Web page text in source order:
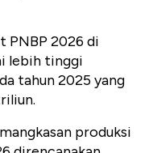
PNBP 2026 di
lebih tinggi
tahun 2025 yang
produksi